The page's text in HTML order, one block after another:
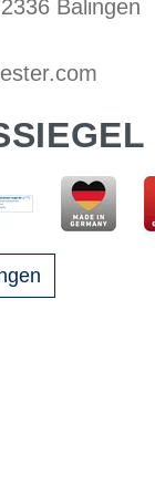
Balingen